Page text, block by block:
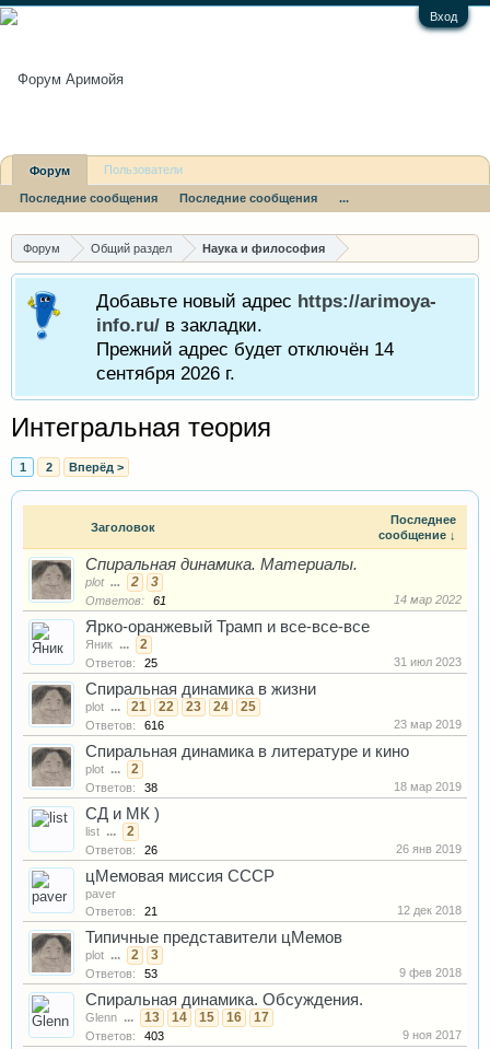
Вход
Форум Общий раздел Наука и философия
Добавьте новый адрес https://arimoya-
info.ru/ в закладки.
Прежний адрес будет отключён 14
сентября 2026 г.
Интегральная теория
1 2 Вперёд >
Заголовок
Последнее
сообщение ↓
Спиральная динамика. Материалы.
plot ... 2 3
Ответов: 61 14 мар 2022
Ярко-оранжевый Трамп и все-все-все
Яник ... 2
Ответов: 25 31 июл 2023
Спиральная динамика в жизни
plot ... 21 22 23 24 25
Ответов: 616 23 мар 2019
Спиральная динамика в литературе и кино
plot ... 2
Ответов: 38 18 мар 2019
СД и МК )
list ... 2
Ответов: 26 26 янв 2019
цМемовая миссия СССР
paver
Ответов:
21 12 дек 2018
Типичные представители цМемов
plot ... 2 3
Ответов: 53 9 фев 2018
Спиральная динамика. Обсуждения.
Glenn ... 13 14 15 16 17
Ответов: 403 9 ноя 2017
Форум
Последние сообщения Последние сообщения ...
Пользователи